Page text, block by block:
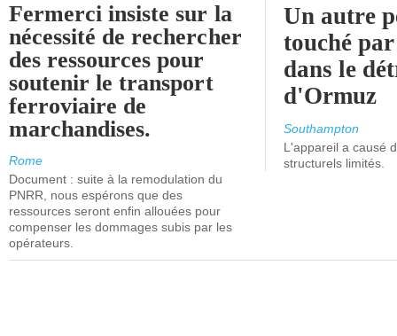
Fermerci insiste sur la
nécessité de rechercher
des ressources pour
soutenir le transport
ferroviaire de
marchandises.
Rome
Document : suite à la remodulation du
PNRR, nous espérons que des
ressources seront enfin allouées pour
compenser les dommages subis par les
opérateurs.
Un autre
touché
dans le
d'Ormuz
Southampton
L'appareil a causé
structurels limités.